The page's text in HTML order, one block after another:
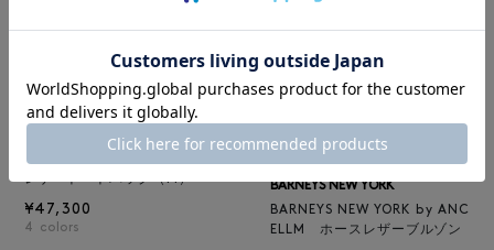
レザートートバッグ（M）
¥47,300
4 colors
BARNEYS NEW YORK
BARNEYS NEW YORK by ANC
ELLM ホースレザーブルゾン